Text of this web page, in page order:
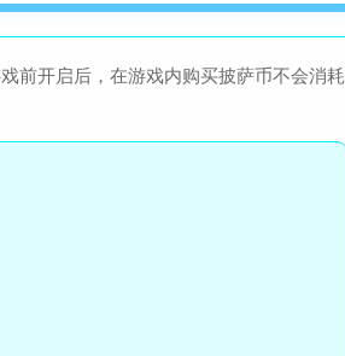
前开启后，在游戏内购买披萨币不会消耗